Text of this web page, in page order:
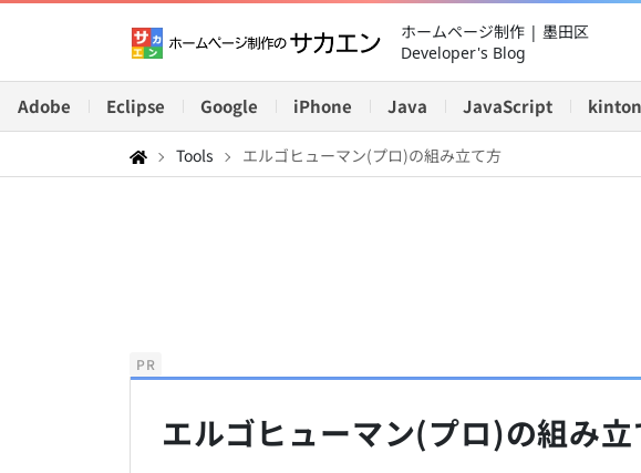
ホームページ制作 | 墨田区
Developer's Blog
Adobe Eclipse Google iPhone Java JavaScript
Tools エルゴヒューマン(プロ)の組み立て方
PR
エルゴヒューマン(プロ)の組み立